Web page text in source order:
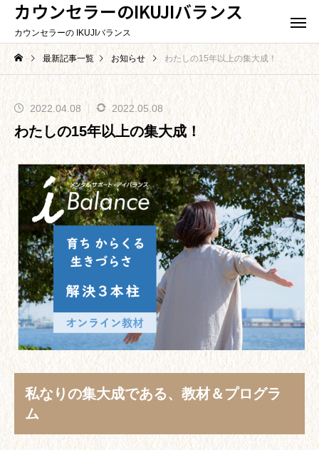
カウンセラーのIKUJIバランス
カウンセラーの IKUJIバランス
最新記事一覧 お知らせ わたしの15年以上の集大成！
2022.04.08 2022.05.08
わたしの15年以上の集大成！
私なりの集大成である、教材＆プログラ
ム